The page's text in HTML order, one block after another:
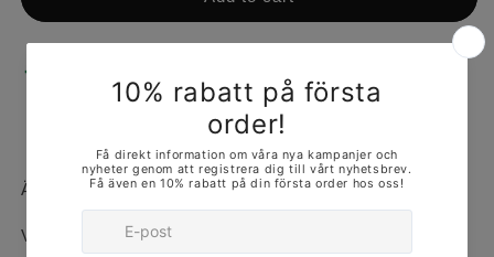
Usually ready in 24 hours
View store information
Äkta 925 Silver
Vikt: 5g